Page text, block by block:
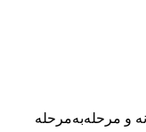
و مرحله‌به‌مرحله